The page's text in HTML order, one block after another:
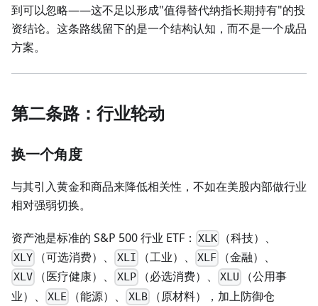
到可以忽略——这不足以形成"值得替代纳指长期持有"的投
资结论。这条路线留下的是一个结构认知，而不是一个成品
方案。
第二条路：行业轮动
换一个角度
与其引入黄金和商品来降低相关性，不如在美股内部做行业
相对强弱切换。
资产池是标准的 S&P 500 行业 ETF： XLK （科技）、
XLY （可选消费）、 XLI （工业）、 XLF （金融）、
XLV （医疗健康）、 XLP（必选消费）、 XLU
（公用事
业）、
XLE （能源）、 XLB（原材料），加上防御仓